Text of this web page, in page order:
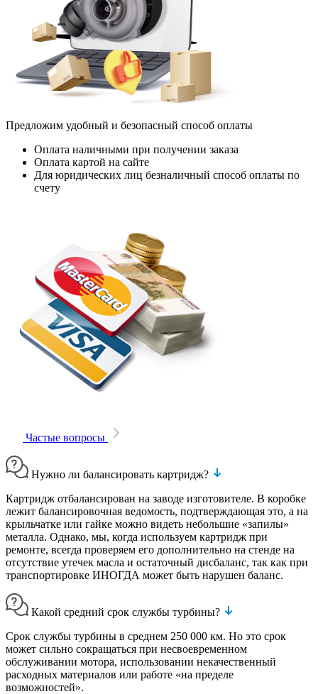
Предложим удобный и безопасный способ оплаты
Оплата наличными при получении заказа
Оплата картой на сайте
Для юридических лиц безналичный способ оплаты по
счету
Частые вопросы
Нужно ли балансировать картридж?
Картридж отбалансирован на заводе изготовителе. В коробке
лежит балансировочная ведомость, подтверждающая это, а на
крыльчатке или гайке можно видеть небольшие «запилы»
металла. Однако, мы, когда используем картридж при
ремонте, всегда проверяем его дополнительно на стенде на
отсутствие утечек масла и остаточный дисбаланс, так как при
транспортировке ИНОГДА может быть нарушен баланс.
Какой средний срок службы турбины?
Срок службы турбины в среднем 250 000 км. Но это срок
может сильно сокращаться при несвоевременном
обслуживании мотора, использовании некачественный
расходных материалов или работе «на пределе
возможностей».